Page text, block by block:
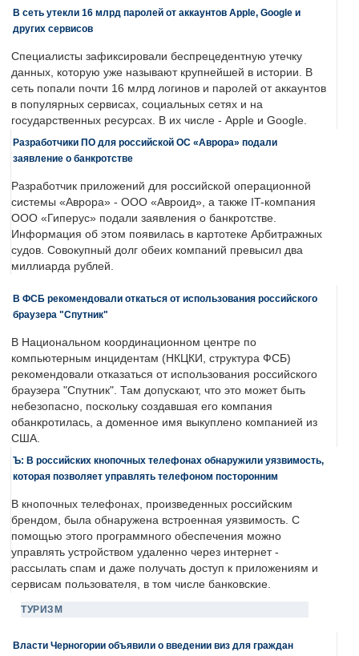
В сеть утекли 16 млрд паролей от аккаунтов Apple, Google и
других сервисов
Специалисты зафиксировали беспрецедентную утечку
данных, которую уже называют крупнейшей в истории. В
сеть попали почти 16 млрд логинов и паролей от аккаунтов
в популярных сервисах, социальных сетях и на
государственных ресурсах. В их числе - Apple и Google.
Разработчики ПО для российской ОС «Аврора» подали
заявление о банкротстве
Разработчик приложений для российской операционной
системы «Аврора» - ООО «Авроид», а также IT-компания
ООО «Гиперус» подали заявления о банкротстве.
Информация об этом появилась в картотеке Арбитражных
судов. Совокупный долг обеих компаний превысил два
миллиарда рублей.
В ФСБ рекомендовали откаться от использования российского
браузера "Спутник"
В Национальном координационном центре по
компьютерным инцидентам (НКЦКИ, структура ФСБ)
рекомендовали отказаться от использования российского
браузера "Спутник". Там допускают, что это может быть
небезопасно, поскольку создавшая его компания
обанкротилась, а доменное имя выкуплено компанией из
США.
Ъ: В российских кнопочных телефонах обнаружили уязвимость,
которая позволяет управлять телефоном посторонним
В кнопочных телефонах, произведенных российским
брендом, была обнаружена встроенная уязвимость. С
помощью этого программного обеспечения можно
управлять устройством удаленно через интернет -
рассылать спам и даже получать доступ к приложениям и
сервисам пользователя, в том числе банковские.
ТУРИЗМ
Власти Черногории объявили о введении виз для граждан